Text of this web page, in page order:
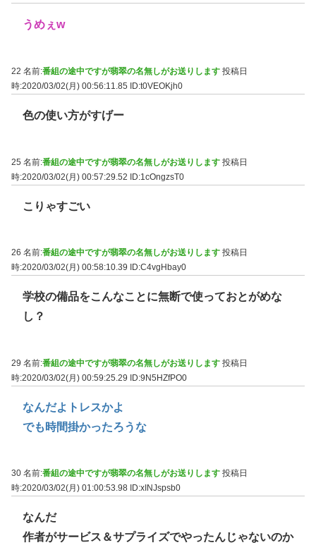
うめぇw
22 名前:番組の途中ですが翡翠の名無しがお送りします 投稿日
時:2020/03/02(月) 00:56:11.85
ID:t0VEOKjh0
色の使い方がすげー
25 名前:番組の途中ですが翡翠の名無しがお送りします 投稿日
時:2020/03/02(月) 00:57:29.52 ID:1cOngzsT0
こりゃすごい
26 名前:番組の途中ですが翡翠の名無しがお送りします 投稿日
時:2020/03/02(月) 00:58:10.39
ID:C4vgHbay0
学校の備品をこんなことに無断で使っておとがめな
し？
29 名前:番組の途中ですが翡翠の名無しがお送りします 投稿日
時:2020/03/02(月) 00:59:25.29 ID:9N5HZfPO0
なんだよトレスかよ
でも時間掛かったろうな
30 名前:番組の途中ですが翡翠の名無しがお送りします 投稿日
時:2020/03/02(月) 01:00:53.98 ID:xINJspsb0
なんだ
作者がサービス＆サプライズでやったんじゃないのか